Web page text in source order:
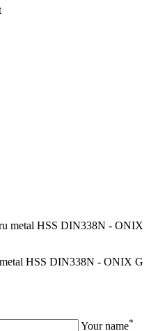
HSS DIN338N - ONIX G
Your name*